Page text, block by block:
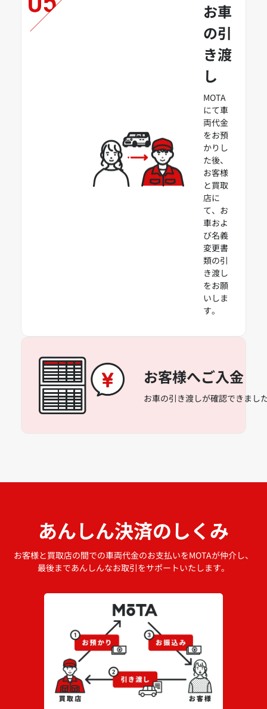
お車
の引
き渡
し
MOTA
にて車
両代金
をお預
かりし
た後、
お客様
と買取
店に
て、お
車およ
び名義
変更書
類の引
き渡し
をお願
いしま
す。
お客様へご入金
お車の引き渡しが確認できまし
あんしん決済のしくみ
お客様と買取店の間での車両代金のお支払いをMOTAが仲介し、
最後まであんしんなお取引をサポートいたします。